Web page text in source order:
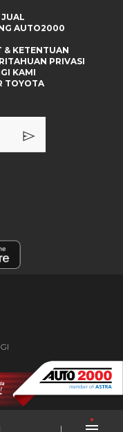
AUTO2000
& KETENTUAN
PRIVASI
KAMI
TOYOTA